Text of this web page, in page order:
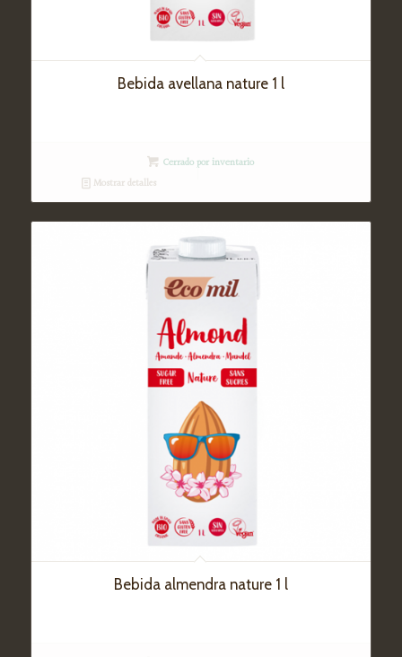
Bebida avellana nature 1 l
Cerrado por inventario
Mostrar detalles
Bebida almendra nature 1 l